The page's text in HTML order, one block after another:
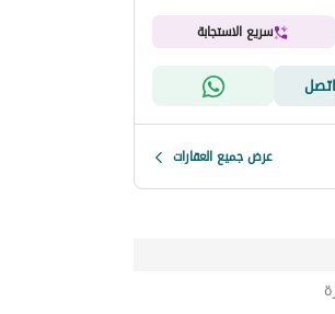
سريع الاستجابة
اتصل
عرض جميع العقارات